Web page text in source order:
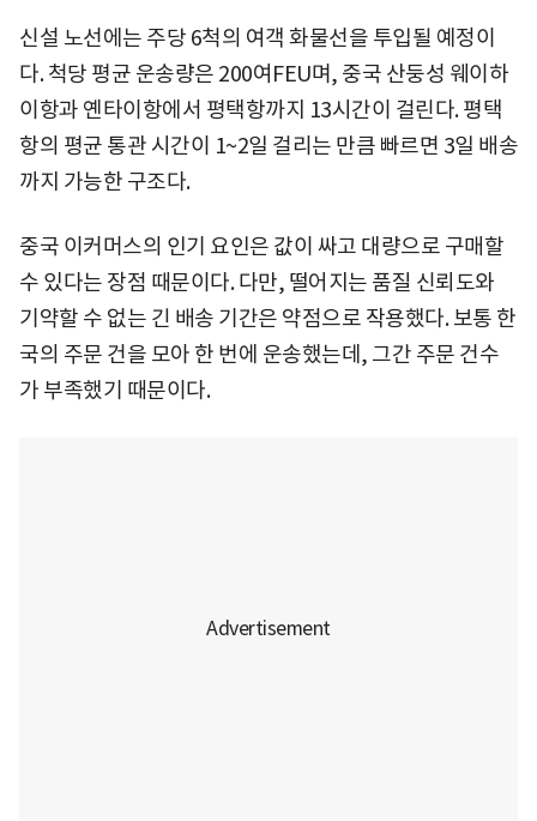
신설 노선에는 주당 6척의 여객 화물선을 투입될 예정이
다. 척당 평균 운송량은 200여FEU며, 중국 산둥성 웨이하
이항과 옌타이항에서 평택항까지 13시간이 걸린다. 평택
항의 평균 통관 시간이 1~2일 걸리는 만큼 빠르면 3일 배송
까지 가능한 구조다.
중국 이커머스의 인기 요인은 값이 싸고 대량으로 구매할
수 있다는 장점 때문이다. 다만, 떨어지는 품질 신뢰도와
기약할 수 없는 긴 배송 기간은 약점으로 작용했다. 보통 한
국의 주문 건을 모아 한 번에 운송했는데, 그간 주문 건수
가 부족했기 때문이다.